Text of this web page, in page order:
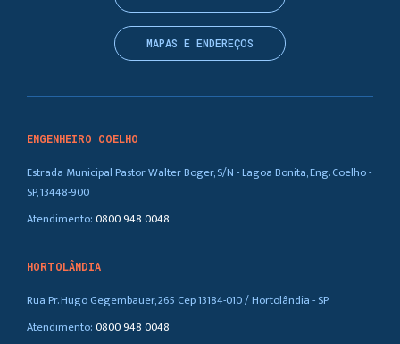
ENGENHEIRO COELHO
Estrada Municipal Pastor Walter Boger, S/N - Lagoa Bonita, Eng. Coelho -
SP, 13448-900
Atendimento:0800 948 0048
HORTOLÂNDIA
Rua Pr. Hugo Gegembauer, 265 Cep 13184-010 / Hortolândia - SP
Atendimento:0800 948 0048
MAPAS E ENDEREÇOS